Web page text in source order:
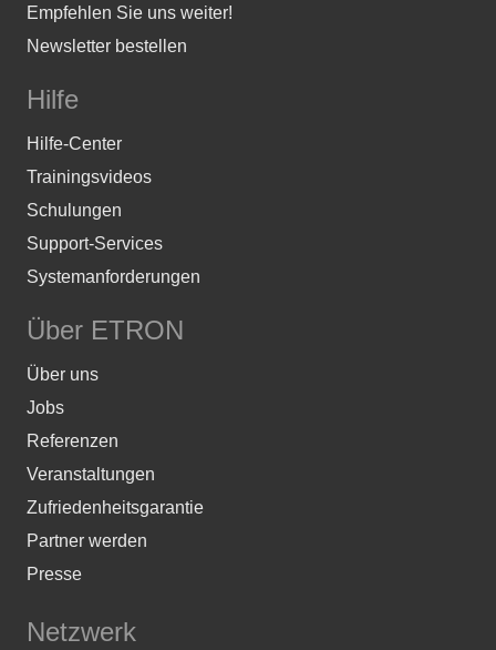
Empfehlen Sie uns weiter!
Newsletter bestellen
Hilfe
Hilfe-Center
Trainingsvideos
Schulungen
Support-Services
Systemanforderungen
Über ETRON
Über uns
Jobs
Referenzen
Veranstaltungen
Zufriedenheitsgarantie
Partner werden
Presse
Netzwerk